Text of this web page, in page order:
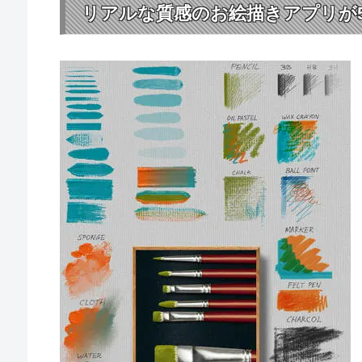
リアルな質感のお絵描きアプリが